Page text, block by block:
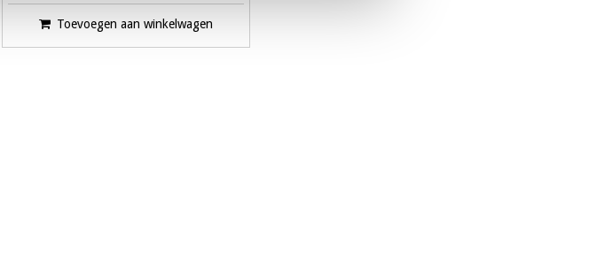
Toevoegen aan winkelwagen